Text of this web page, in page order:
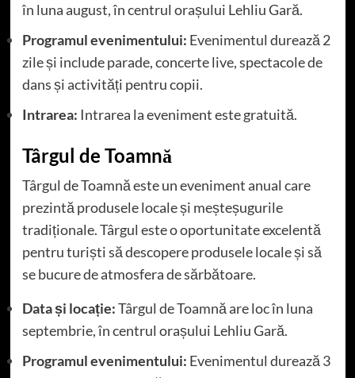
în luna august, în centrul orașului Lehliu Gară.
Programul evenimentului: Evenimentul durează 2
zile și include parade, concerte live, spectacole de
dans și activități pentru copii.
Intrarea: Intrarea la eveniment este gratuită.
Târgul de Toamnă
Târgul de Toamnă este un eveniment anual care
prezintă produsele locale și meșteșugurile
tradiționale. Târgul este o oportunitate excelentă
pentru turiști să descopere produsele locale și să
se bucure de atmosfera de sărbătoare.
Data și locație:Târgul de Toamnă are loc în luna
septembrie, în centrul orașului Lehliu Gară.
Programul evenimentului: Evenimentul durează 3